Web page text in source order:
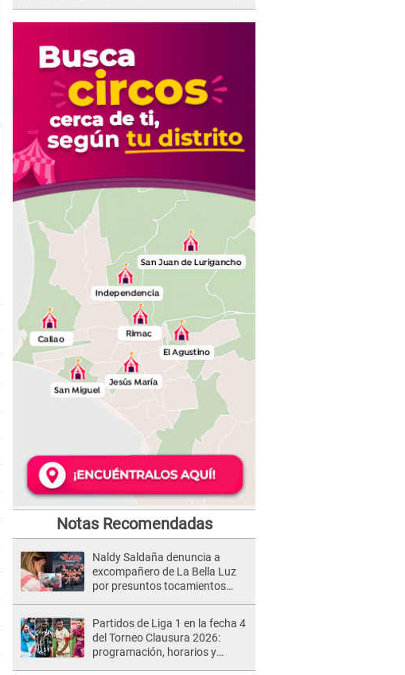
Notas Recomendadas
Naldy Saldaña denuncia a
excompañero de La Bella Luz
por presuntos tocamientos
Partidos de Liga 1 en la fecha 4
del Torneo Clausura 2026:
programación, horarios y